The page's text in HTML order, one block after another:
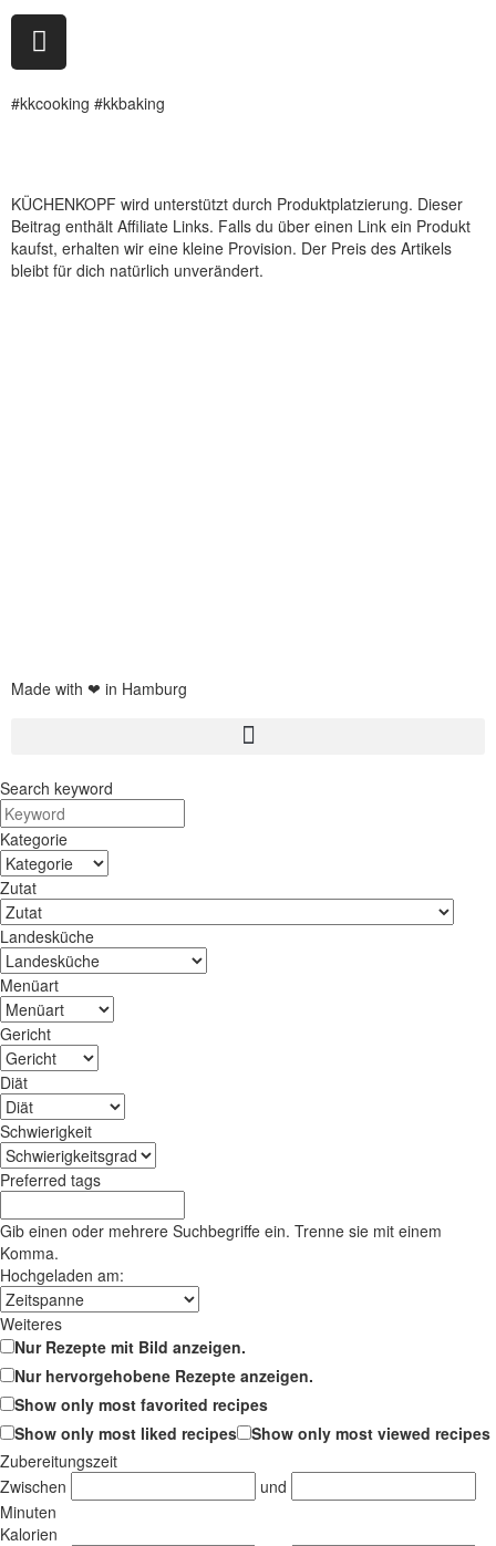
#kkcooking #kkbaking
KÜCHENKOPF wird unterstützt durch Produktplatzierung. Dieser
Beitrag enthält Affiliate Links. Falls du über einen Link ein Produkt
kaufst, erhalten wir eine kleine Provision. Der Preis des Artikels
bleibt für dich natürlich unverändert.
Made with ❤ in Hamburg
Search keyword
Kategorie
Zutat
Landesküche
Menüart
Gericht
Diät
Schwierigkeit
Preferred tags
Gib einen oder mehrere Suchbegriffe ein. Trenne sie mit einem
Komma.
Hochgeladen am:
Weiteres
Nur Rezepte mit Bild anzeigen.
Nur hervorgehobene Rezepte anzeigen.
Show only most favorited recipes
Show only most liked recipes
Show only most viewed recipes
Zubereitungszeit
Zwischen
und
Minuten
Kalorien